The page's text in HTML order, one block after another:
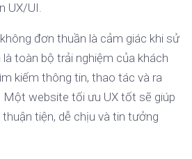
UX/UI.
đơn thuần là cảm giác khi sử
toàn bộ trải nghiệm của khách
kiếm thông tin, thao tác và ra
Một website tối ưu UX tốt sẽ giúp
tiện, dễ chịu và tin tưởng